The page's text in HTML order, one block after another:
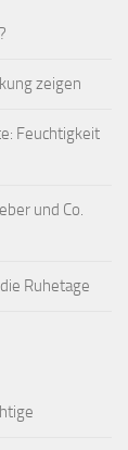
zeigen
Feuchtigkeit
und Co.
Ruhetage